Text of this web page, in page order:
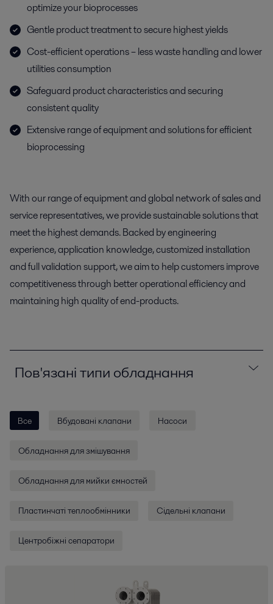
optimize your bioprocesses
Gentle product treatment to secure highest yields
Cost-efficient operations – less waste handling and lower
utilities consumption
Safeguard product characteristics and securing
consistent quality
Extensive range of equipment and solutions for efficient
bioprocessing
With our range of equipment and global network of sales and
service representatives, we provide sustainable solutions that
meet the highest demands. Backed by engineering
experience, application knowledge, customized installation
and full validation support, we aim to help customers improve
competitiveness through better operational efficiency and
maintaining high quality of end-products.
Пов'язані типи обладнання
Все Вбудовані клапани Насоси
Обладнання для змішування
Обладнання для мийки ємностей
Пластинчаті теплообмінники Сідельні клапани
Центробіжні сепаратори